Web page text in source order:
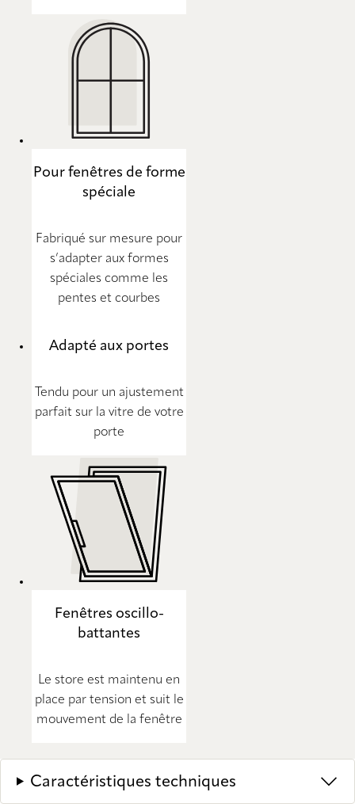
Pour fenêtres de forme
spéciale
Fabriqué sur mesure pour
s’adapter aux formes
spéciales comme les
pentes et courbes
Adapté aux portes
Tendu pour un ajustement
parfait sur la vitre de votre
porte
Fenêtres oscillo-
battantes
Le store est maintenu en
place par tension et suit le
mouvement de la fenêtre
Caractéristiques techniques